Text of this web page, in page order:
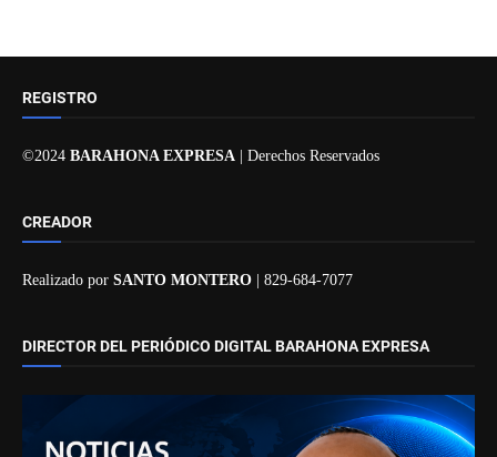
REGISTRO
©2024 BARAHONA EXPRESA | Derechos Reservados
CREADOR
Realizado por SANTO MONTERO | 829-684-7077
DIRECTOR DEL PERIÓDICO DIGITAL BARAHONA EXPRESA